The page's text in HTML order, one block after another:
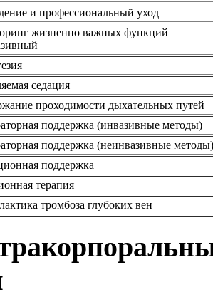
и профессиональный уход
жизненно важных функций
седация
проходимости дыхательных путей
поддержка (инвазивные методы)
поддержка (неинвазивные методы)
поддержка
терапия
тромбоза глубоких вен